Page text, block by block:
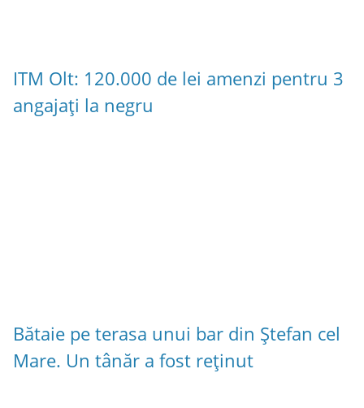
ITM Olt: 120.000 de lei amenzi pentru 3
angajați la negru
Bătaie pe terasa unui bar din Ștefan cel
Mare. Un tânăr a fost reținut